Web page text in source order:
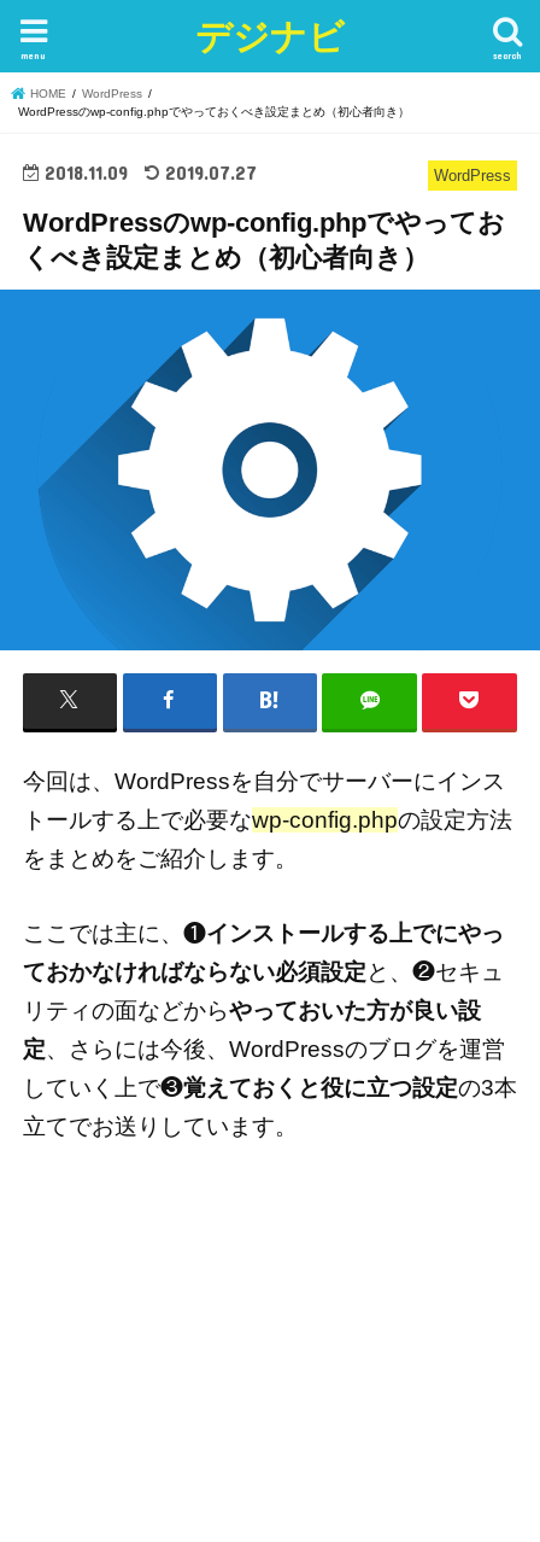
デジナビ search
menu
HOME
WordPress
WordPressのwp-config.phpでやっておくべき設定まとめ（初心者向き）
WordPress
2018.11.09 2019.07.27
WordPressのwp-config.phpでやってお
くべき設定まとめ（初心者向き）
今回は、WordPressを自分でサーバーにインス
トールする上で必要なwp-config.phpの設定方法
をまとめをご紹介します。
ここでは主に、❶インストールする上でにやっ
ておかなければならない必須設定と、❷セキュ
リティの面などからやっておいた方が良い設
定、さらには今後、WordPressのブログを運営
していく上で❸覚えておくと役に立つ設定の3本
立てでお送りしています。